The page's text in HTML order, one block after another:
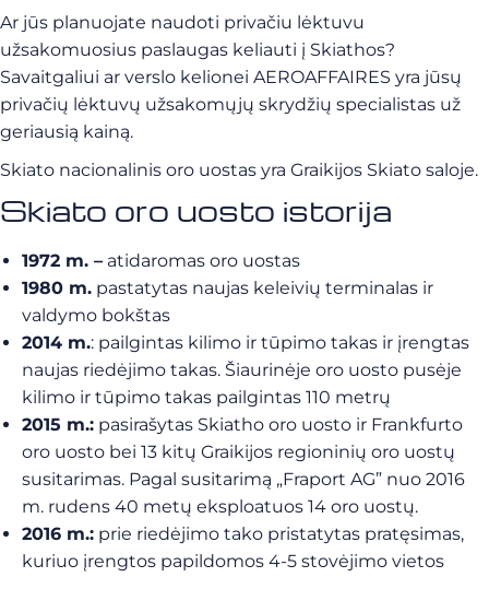
Ar jūs planuojate naudoti privačiu lėktuvu
užsakomuosius paslaugas keliauti į Skiathos?
Savaitgaliui ar verslo kelionei AEROAFFAIRES yra jūsų
privačių lėktuvų užsakomųjų skrydžių specialistas už
geriausią kainą.
Skiato nacionalinis oro uostas yra Graikijos Skiato saloje.
Skiato oro uosto istorija
1972 m. – atidaromas oro uostas
1980 m. pastatytas naujas keleivių terminalas ir
valdymo bokštas
2014 m.: pailgintas kilimo ir tūpimo takas ir įrengtas
naujas riedėjimo takas. Šiaurinėje oro uosto pusėje
kilimo ir tūpimo takas pailgintas 110 metrų
2015 m.: pasirašytas Skiatho oro uosto ir Frankfurto
oro uosto bei 13 kitų Graikijos regioninių oro uostų
susitarimas. Pagal susitarimą „Fraport AG” nuo 2016
m. rudens 40 metų eksploatuos 14 oro uostų.
2016 m.: prie riedėjimo tako pristatytas pratęsimas,
kuriuo įrengtos papildomos 4-5 stovėjimo vietos